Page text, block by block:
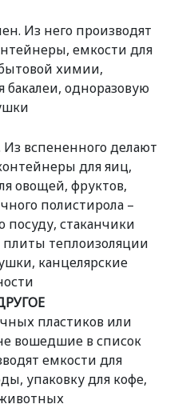
Из него производят
емкости для
химии,
бакалеи, одноразовую
Из вспененного делают
для яиц,
овощей, фруктов,
полистирола –
посуду, стаканчики
плиты теплоизоляции
канцелярские
пластиков или
вошедшие в список
емкости для
упаковку для кофе,